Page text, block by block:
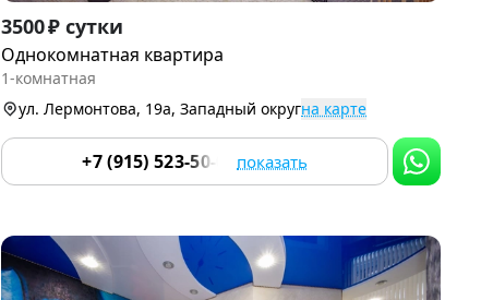
Item
1
of
9
3500 ₽ сутки
Однокомнатная квартира
1-комнатная
ул. Лермонтова, 19а, Западный округна карте
+7 (915) 523-50-05 показать